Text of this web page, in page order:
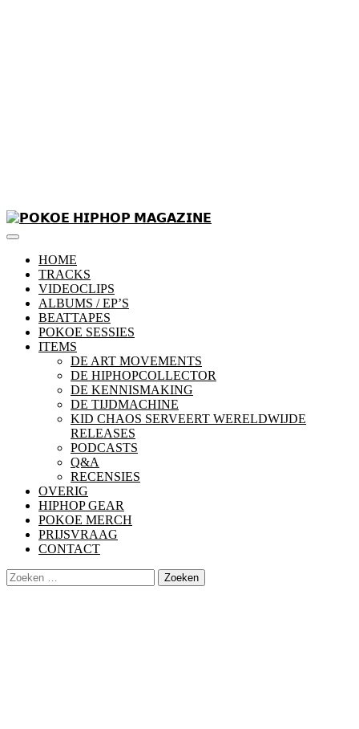
Skip
Primary
HOME
TRACKS
VIDEOCLIPS
ALBUMS / EP’S
BEATTAPES
POKOE SESSIES
ITEMS
DE ART MOVEMENTS
DE HIPHOPCOLLECTOR
DE KENNISMAKING
DE TIJDMACHINE
KID CHAOS SERVEERT WERELDWIJDE
RELEASES
PODCASTS
Q&A
RECENSIES
OVERIG
HIPHOP GEAR
POKOE MERCH
PRIJSVRAAG
CONTACT
Zoeken
naar: